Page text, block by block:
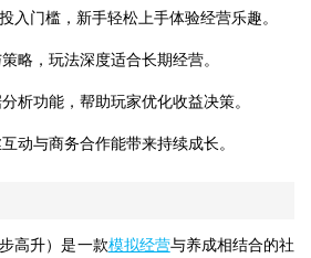
入门槛，新手轻松上手体验经营乐趣。
略，玩法深度适合长期经营。
析功能，帮助玩家优化收益决策。
动与商务合作能带来持续成长。
高升）是一款模拟经营与养成相结合的社